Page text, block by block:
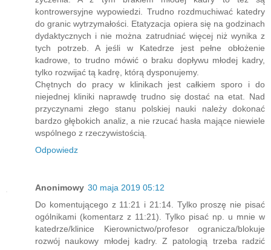
kontrowersyjne wypowiedzi. Trudno rozdmuchiwać katedry
do granic wytrzymałości. Etatyzacja opiera się na godzinach
dydaktycznych i nie można zatrudniać więcej niż wynika z
tych potrzeb. A jeśli w Katedrze jest pełne obłożenie
kadrowe, to trudno mówić o braku dopływu młodej kadry,
tylko rozwijać tą kadrę, którą dysponujemy.
Chętnych do pracy w klinikach jest całkiem sporo i do
niejednej kliniki naprawdę trudno się dostać na etat. Nad
przyczynami złego stanu polskiej nauki należy dokonać
bardzo głębokich analiz, a nie rzucać hasła mające niewiele
wspólnego z rzeczywistością.
Odpowiedz
Anonimowy 30 maja 2019 05:12
Do komentującego z 11:21 i 21:14. Tylko proszę nie pisać
ogólnikami (komentarz z 11:21). Tylko pisać np. u mnie w
katedrze/klinice Kierownictwo/profesor ogranicza/blokuje
rozwój naukowy młodej kadry. Z patologią trzeba radzić